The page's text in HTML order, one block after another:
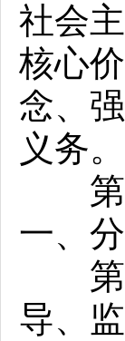
社会
核心
念、
义务。
第四
一、
第五
导、